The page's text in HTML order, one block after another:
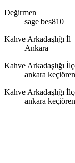
Değirmen
sage bes810
Kahve Arkadaşlığı İl
Ankara
Kahve Arkadaşlığı
ankara
Kahve Arkadaşlığı
ankara